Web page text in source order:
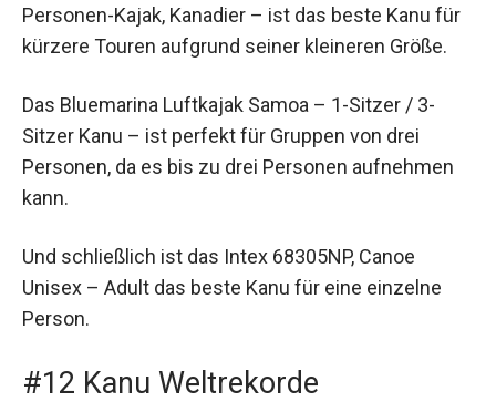
Personen-Kajak, Kanadier – ist das beste Kanu für
kürzere Touren aufgrund seiner kleineren Größe.
Das Bluemarina Luftkajak Samoa – 1-Sitzer / 3-
Sitzer Kanu – ist perfekt für Gruppen von drei
Personen, da es bis zu drei Personen aufnehmen
kann.
Und schließlich ist das Intex 68305NP, Canoe
Unisex – Adult das beste Kanu für eine einzelne
Person.
#12 Kanu Weltrekorde